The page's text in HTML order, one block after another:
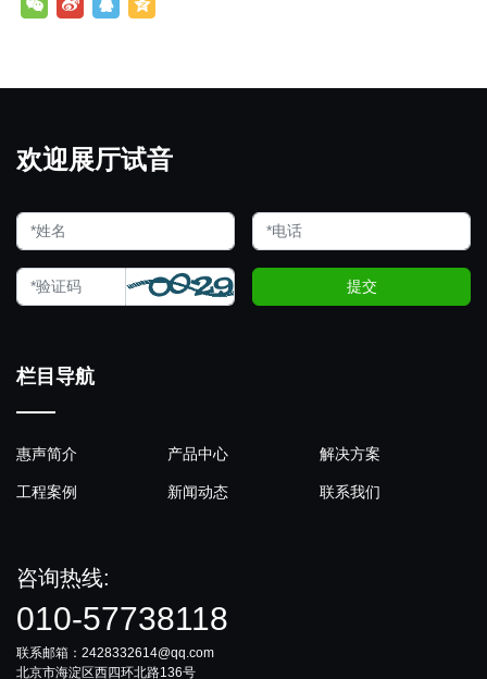
欢迎展厅试音
提交
栏目导航
惠声简介 产品中心 解决方案
工程案例 新闻动态 联系我们
咨询热线:
010-57738118
联系邮箱：2428332614@qq.com
北京市海淀区西四环北路136号